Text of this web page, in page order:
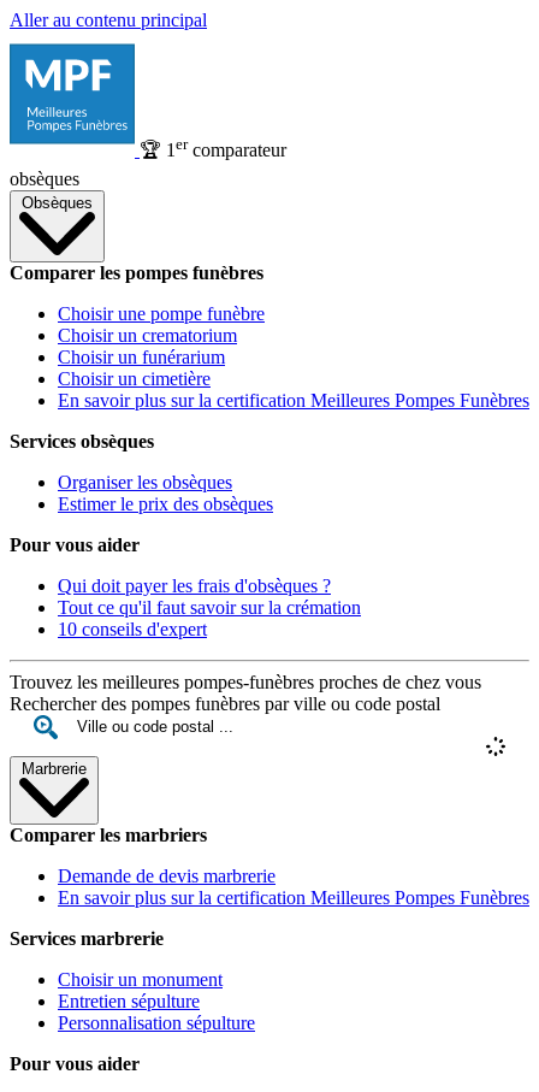
Aller au contenu principal
🏆 1 ercomparateur
obsèques
Obsèques
Comparer les pompes funèbres
Choisir une pompe funèbre
Choisir un crematorium
Choisir un funérarium
Choisir un cimetière
En savoir plus sur la certification Meilleures Pompes Funèbres
Services obsèques
Organiser les obsèques
Estimer le prix des obsèques
Pour vous aider
Qui doit payer les frais d'obsèques ?
Tout ce qu'il faut savoir sur la crémation
10 conseils d'expert
Trouvez les meilleures pompes-funèbres proches de chez vous
Rechercher des pompes funèbres par ville ou code postal
Marbrerie
Comparer les marbriers
Demande de devis marbrerie
En savoir plus sur la certification Meilleures Pompes Funèbres
Services marbrerie
Choisir un monument
Entretien sépulture
Personnalisation sépulture
Pour vous aider